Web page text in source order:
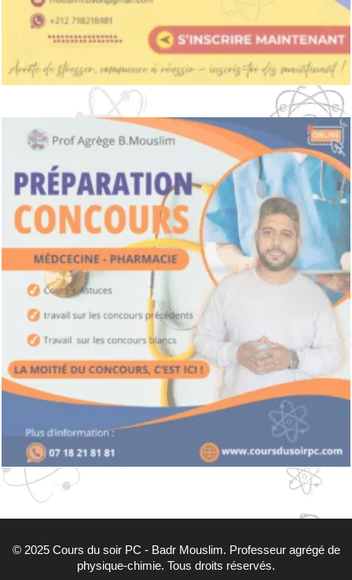
© 2025 Cours du soir PC - Badr Mouslim. Professeur agrégé de
physique-chimie. Tous droits réservés.